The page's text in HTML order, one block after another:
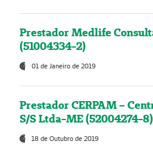
Prestador Medlife
(51004334-2)
01 de Janeiro de 2019
Prestador CERPAM –
S/S Ltda-ME (52004274-8)
18 de Outubro de 2019